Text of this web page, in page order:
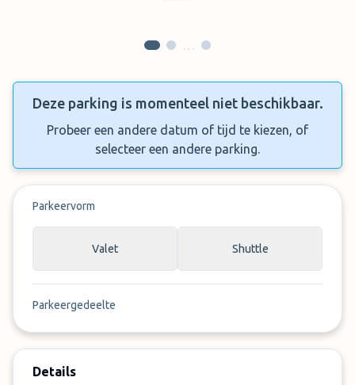
…
Deze parking is momenteel niet beschikbaar.
Probeer een andere datum of tijd te kiezen, of
selecteer een andere parking.
Parkeervorm
Valet Shuttle
Parkeergedeelte
Details